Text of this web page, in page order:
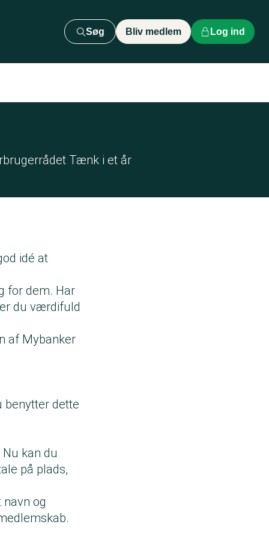
Søg Bliv medlem Log ind
Tænk i et år
idé at
for dem. Har
du værdifuld
af Mybanker
benytter dette
kan du
på plads,
og